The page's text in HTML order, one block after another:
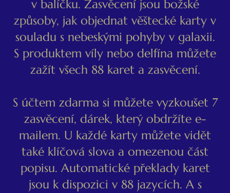
v balíčku. Zasvěcení jsou božské
způsoby, jak objednat věštecké karty v
souladu s nebeskými pohyby v galaxii.
S produktem víly nebo delfína můžete
zažít všech 88 karet a zasvěcení.
S účtem zdarma si můžete vyzkoušet 7
zasvěcení, dárek, který obdržíte e-
mailem. U každé karty můžete vidět
také klíčová slova a omezenou část
popisu. Automatické překlady karet
jsou k dispozici v 88 jazycích. A s